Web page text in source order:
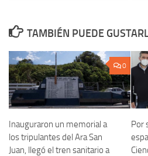
TAMBIÉN PUEDE
0
Inauguraron un memorial a
los tripulantes del Ara San
Juan, llegó el tren sanitario a
Por